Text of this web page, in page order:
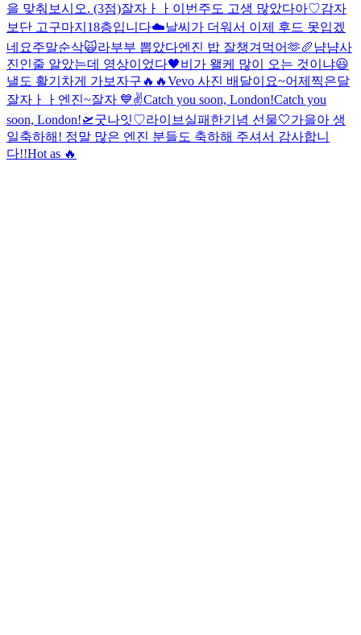
을 맞춰보시오. (3점)잘자ㅏㅏ 이번주도 고생 많았다아♡감자
보단 고구마지 18층입니다☁️날씨가 더워서 이제 후드 못입겠
네요주말순삭🙀라부부 뽑았다엔진 밥 잘챙겨먹어🫶🥖냠냠사
진인줄 알았는데 영상이었다🖤비가 왤케 많이 오는 것이냐😃
낼도 활기차게 가보자구🔥🔥Vevo 사진 배달이요~어제찍은달
잘자ㅏㅏ엔진~잘자 💙✌️Catch you soon, London!Catch you
soon, London!🛫굿나잇♡라이브실패한기념 선물🤍가을아 생
일축하해! 정말 많은 엔진 분들도 축하해 주셔서 감사합니
다!!Hot as 🔥